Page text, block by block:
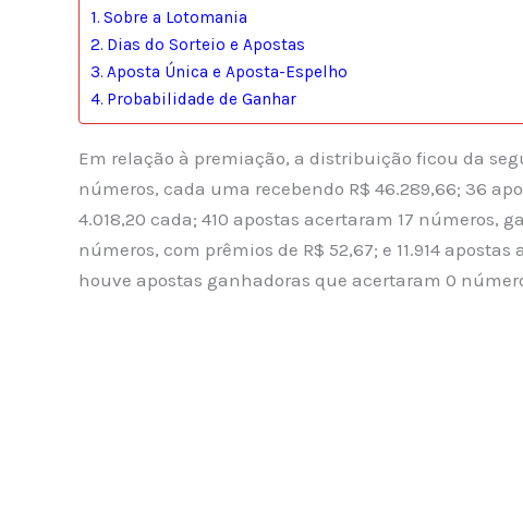
Sobre a Lotomania
Dias do Sorteio e Apostas
Aposta Única e Aposta-Espelho
Probabilidade de Ganhar
Em relação à premiação, a distribuição ficou da
números, cada uma recebendo R$ 46.289,66; 36
4.018,20 cada; 410 apostas acertaram 17 números,
números, com prêmios de R$ 52,67; e 11.914
houve apostas ganhadoras que acertaram 0